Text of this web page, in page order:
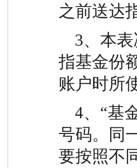
之前送达
指基金份
账户时所
号码。同
要按照不